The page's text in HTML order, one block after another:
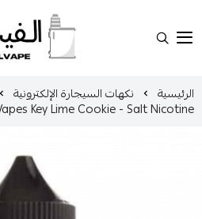
الفيب || VAPE
نكهات السيجارة الإلكترونية
Ripe Vapes Key Lime Cookie - Salt